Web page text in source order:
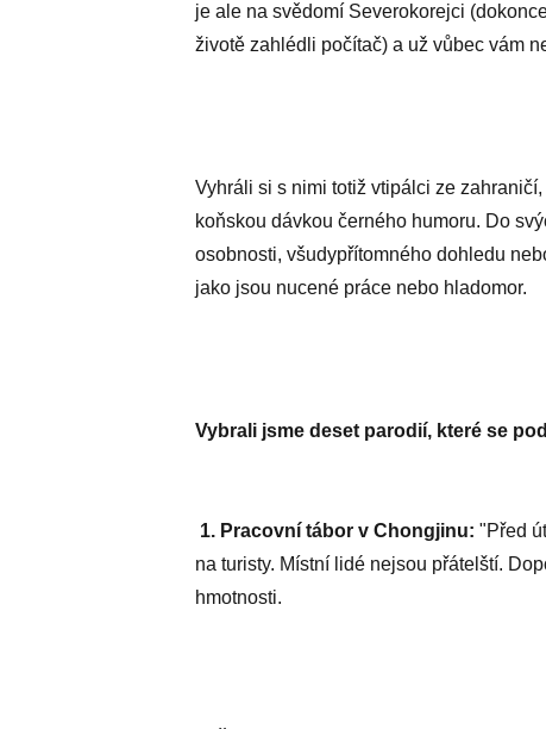
je ale na svědomí Severokorejci
životě zahlédli počítač) a už vůbec vám
Vyhráli si s nimi totiž vtipálci ze
koňskou dávkou černého humoru. Do
osobnosti, všudypřítomného dohledu
jako jsou nucené práce nebo hladomor.
Vybrali jsme deset parodií, které se
1. Pracovní tábor v Chongjinu: "Před
na turisty. Místní lidé nejsou přátelští.
hmotnosti.